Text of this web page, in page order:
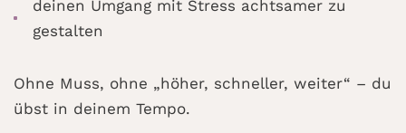
deinen Umgang mit Stress achtsamer zu
gestalten
Ohne Muss, ohne „höher, schneller, weiter“ – du
übst in deinem Tempo.